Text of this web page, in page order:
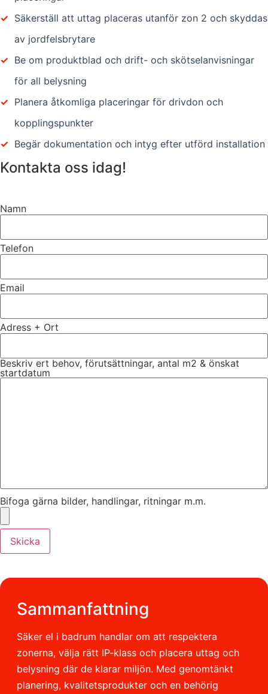
✓ Säkerställ att uttag placeras utanför zon 2 och skyddas
av jordfelsbrytare
✓ Be om produktblad och drift- och skötselanvisningar
för all belysning
✓ Planera åtkomliga placeringar för drivdon och
kopplingspunkter
✓ Begär dokumentation och intyg efter utförd installation
Kontakta oss idag!
Namn
Telefon
Email
Adress + Ort
Beskriv ert behov, förutsättningar, antal m2 & önskat
startdatum
Bifoga gärna bilder, handlingar, ritningar m.m.
Skicka
Sammanfattning
Säker el i badrum handlar om att respektera
zonerna, välja rätt IP-klass och placera uttag och
belysning där de klarar miljön. Med genomtänkt
planering, kvalitetsprodukter och en behörig